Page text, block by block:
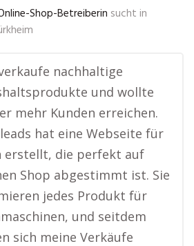
Shop-Betreiberin sucht in
nachhaltige
und wollte
mehr Kunden erreichen.
hat eine Webseite für
erstellt, die perfekt auf
Shop abgestimmt ist. Sie
jedes Produkt für
und seitdem
sich meine Verkäufe